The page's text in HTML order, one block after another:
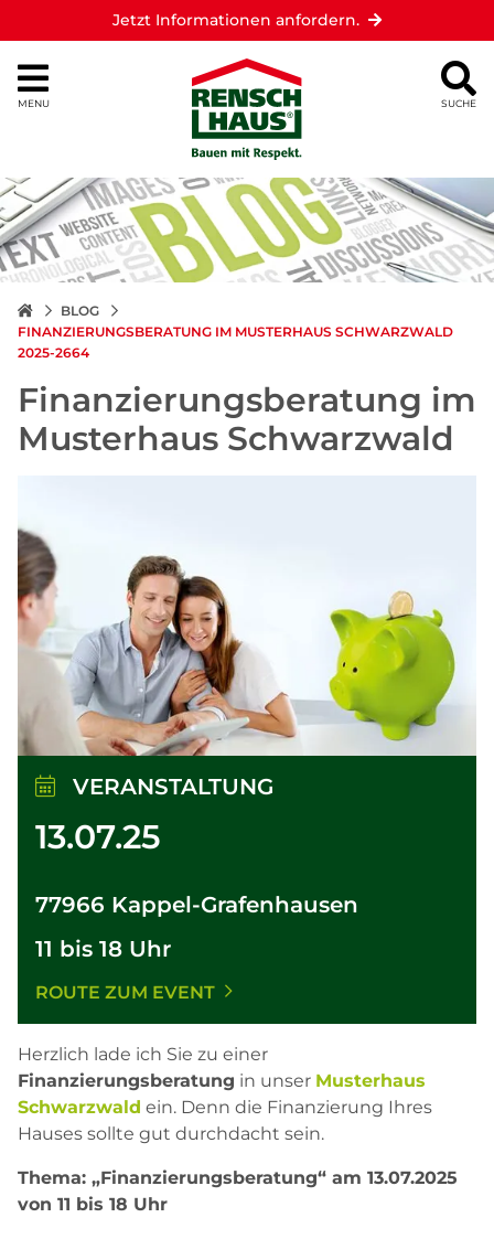
Jetzt Informationen anfordern.
MENU SUCHE
BLOG
FINANZIERUNGSBERATUNG IM MUSTERHAUS SCHWARZWALD
2025-2664
Finanzierungsberatung im
Musterhaus Schwarzwald
VERANSTALTUNG
13.07.25
77966 Kappel-Grafenhausen
11 bis 18 Uhr
ROUTE ZUM EVENT
Herzlich lade ich Sie zu einer
Finanzierungsberatung in unser Musterhaus
Schwarzwald ein. Denn die Finanzierung Ihres
Hauses sollte gut durchdacht sein.
Thema: „Finanzierungsberatung“ am 13.07.2025
von 11 bis 18 Uhr